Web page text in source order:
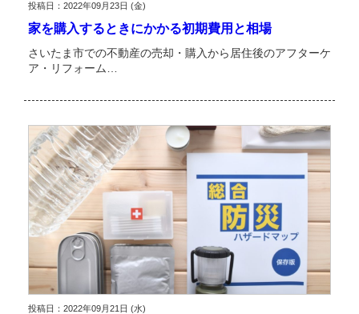
投稿日：2022年09月23日 (金)
家を購入するときにかかる初期費用と相場
さいたま市での不動産の売却・購入から居住後のアフターケ
ア・リフォーム…
投稿日：2022年09月21日 (水)